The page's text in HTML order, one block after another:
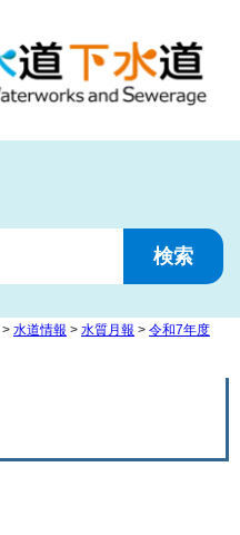
> 水道情報 > 水質月報 > 令和7年度